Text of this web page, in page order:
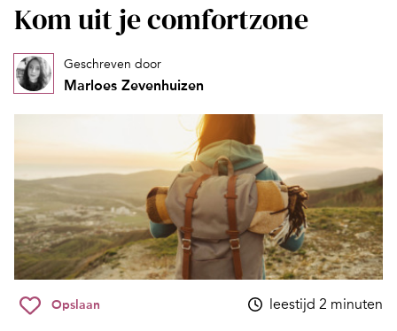
Kom uit je comfortzone
Geschreven door
Marloes Zevenhuizen
Opslaan leestijd 2 minuten